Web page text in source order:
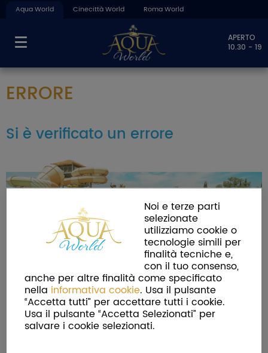
Noi e terze parti
selezionate
utilizziamo cookie o
tecnologie simili per
finalità tecniche e,
con il tuo consenso,
anche per altre finalità come specificato
nella informativa cookie. Usa il pulsante
“Accetta tutti” per accettare tutti i cookie.
Usa il pulsante “Accetta Selezionati” per
salvare i cookie selezionati.
Aqua World Cinecittà World Roma World
APERTO
10.30 - 19
ERRORE
Si è verificato un errore
Torna in Home Page